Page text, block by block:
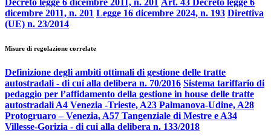
Decreto legge 6 dicembre 2011, n. 201 Art. 43 Decreto legge 6
dicembre 2011, n. 201 Legge 16 dicembre 2024, n. 193 Direttiva
(UE) n. 23/2014
Misure di regolazione correlate
Definizione degli ambiti ottimali di gestione delle tratte
autostradali - di cui alla delibera n. 70/2016 Sistema tariffario di
pedaggio per l’affidamento della gestione in house delle tratte
autostradali A4 Venezia -Trieste, A23 Palmanova-Udine, A28
Protogruaro – Venezia, A57 Tangenziale di Mestre e A34
Villesse-Gorizia - di cui alla delibera n. 133/2018